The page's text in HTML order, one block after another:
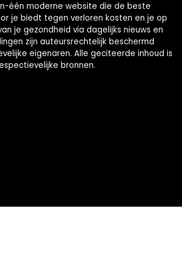
één moderne website die de beste
je biedt tegen verloren kosten en je op
je gezondheid via dagelijks nieuws en
zijn auteursrechtelijk beschermd
eigenaren. Alle geciteerde inhoud is
bronnen.